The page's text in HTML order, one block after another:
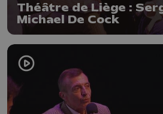
Théâtre de Liège :
Michael De Cock